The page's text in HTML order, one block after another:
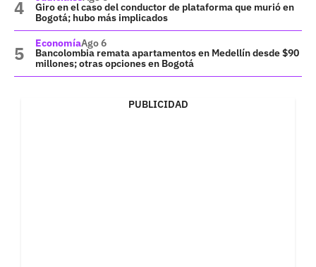
Giro en el caso del conductor de plataforma que murió en
Bogotá; hubo más implicados
EconomíaAgo 6
Bancolombia remata apartamentos en Medellín desde $90
millones; otras opciones en Bogotá
PUBLICIDAD